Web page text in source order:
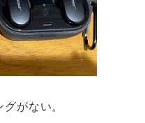
がない。